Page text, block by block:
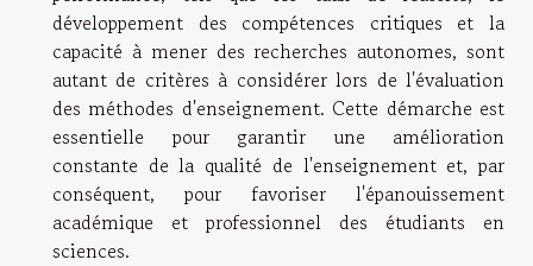
développement des compétences critiques et la
capacité à mener des recherches autonomes, sont
autant de critères à considérer lors de l'évaluation
des méthodes d'enseignement. Cette démarche est
essentielle pour garantir une amélioration
constante de la qualité de l'enseignement et, par
conséquent, pour favoriser l'épanouissement
académique et professionnel des étudiants en
sciences.